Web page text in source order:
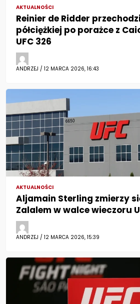
AKTUALNOŚCI
Reinier de Ridder
półciężkiej po porażce z
UFC 326
ANDRZEJ / 12 MARCA 2026, 16:43
AKTUALNOŚCI
Aljamain Sterling zmierzy
Zalalem w walce wieczoru
ANDRZEJ / 12 MARCA 2026, 15:39